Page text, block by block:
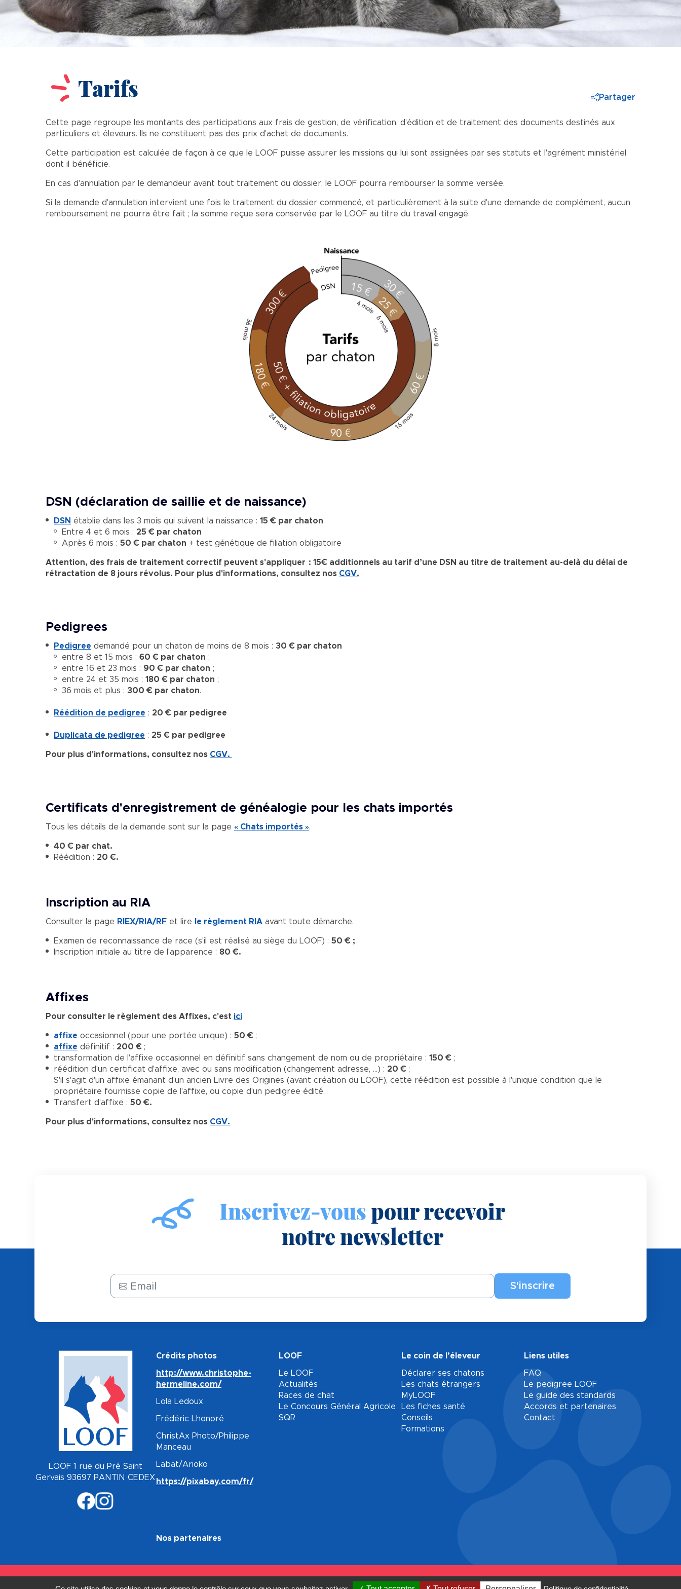
Tarifs Partager
Cette page regroupe les montants des participations aux frais de gestion, de vérification, d'édition et de traitement des documents destinés aux
particuliers et éleveurs. Ils ne constituent pas des prix d'achat de documents.
Cette participation est calculée de façon à ce que le LOOF puisse assurer les missions qui lui sont assignées par ses statuts et l'agrément ministériel
dont il bénéficie.
En cas d'annulation par le demandeur avant tout traitement du dossier, le LOOF pourra rembourser la somme versée.
Si la demande d'annulation intervient une fois le traitement du dossier commencé, et particulièrement à la suite d'une demande de complément, aucun
remboursement ne pourra être fait ; la somme reçue sera conservée par le LOOF au titre du travail engagé.
DSN (déclaration de saillie et de naissance)
DSN établie dans les 3 mois qui suivent la naissance : 15 € par chaton
Entre 4 et 6 mois : 25 € par chaton
Après 6 mois : 50 € par chaton + test génétique de filiation obligatoire
Attention, des frais de traitement correctif peuvent s'appliquer : 15€ additionnels au tarif d’une DSN au titre de traitement au-delà du délai de
rétractation de 8 jours révolus. Pour plus d'informations, consultez nos CGV.
Pedigrees
Pedigree demandé pour un chaton de moins de 8 mois : 30 € par chaton
entre 8 et 15 mois : 60 € par chaton ;
entre 16 et 23 mois : 90 € par chaton ;
entre 24 et 35 mois : 180 € par chaton ;
36 mois et plus : 300 € par chaton.
Réédition de pedigree : 20 € par pedigree
Duplicata de pedigree : 25 € par pedigree
Pour plus d'informations, consultez nos CGV.
Certificats d'enregistrement de généalogie pour les chats importés
Tous les détails de la demande sont sur la page « Chats importés ».
40 € par chat.
Réédition : 20 €.
Inscription au RIA
Consulter la page RIEX/RIA/RF et lire le règlement RIA avant toute démarche.
Examen de reconnaissance de race (s'il est réalisé au siège du LOOF) : 50 € ;
Inscription initiale au titre de l'apparence : 80 €.
Affixes
Pour consulter le règlement des Affixes, c'est ici
affixe occasionnel (pour une portée unique) : 50 € ;
affixe définitif : 200 € ;
transformation de l'affixe occasionnel en définitif sans changement de nom ou de propriétaire : 150 € ;
réédition d'un certificat d'affixe, avec ou sans modification (changement adresse, ...) : 20 € ;
S'il s'agit d'un affixe émanant d'un ancien Livre des Origines (avant création du LOOF), cette réédition est possible à l'unique condition que le
propriétaire fournisse copie de l'affixe, ou copie d'un pedigree édité.
Transfert d'affixe : 50 €.
Pour plus d'informations, consultez nos CGV.
Inscrivez-vouspour recevoir
notre newsletter
LOOF 1 rue du Pré Saint
Gervais 93697 PANTIN CEDEX
Crédits photos
http://www.christophe-
hermeline.com/
Lola Ledoux
Frédéric Lhonoré
ChristAx Photo/Philippe
Manceau
Labat/Arioko
https://pixabay.com/fr/
LOOF
Le LOOF
Actualités
Races de chat
Le Concours Général Agricole
SQR
Le coin de l’éleveur
Déclarer ses chatons
Les chats étrangers
MyLOOF
Les fiches santé
Conseils
Formations
Liens utiles
FAQ
Le pedigree LOOF
Le guide des standards
Accords et partenaires
Contact
Nos partenaires
Mentions légales